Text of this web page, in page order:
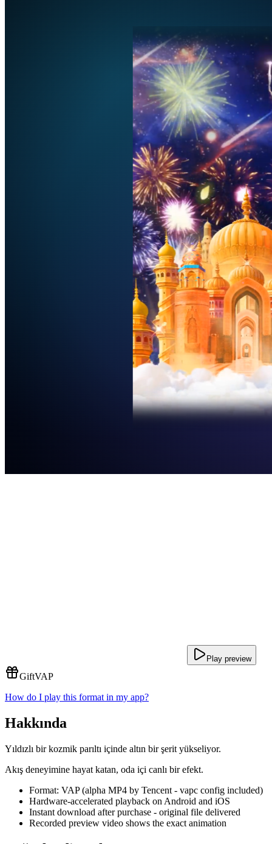
Play preview
GiftVAP
How do I play this format in my app?
Hakkında
Yıldızlı bir kozmik parıltı içinde altın bir şerit yükseliyor.
Akış deneyimine hayat katan, oda içi canlı bir efekt.
Format: VAP (alpha MP4 by Tencent - vapc config included)
Hardware-accelerated playback on Android and iOS
Instant download after purchase - original file delivered
Recorded preview video shows the exact animation